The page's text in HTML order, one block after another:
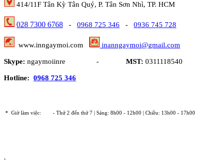
414/11F Tân Kỳ Tân Quý, P. Tân Sơn Nhì, TP. HCM
028 7300 6768 - 0968 725 346 - 0936 745 728
www.inngaymoi.com inanngaymoi@gmail.com
Skype: ngaymoiinre - MST: 0311118540
Hotline: 0968 725 346
* Giờ làm việc: - Thứ 2 đến thứ 7 | Sáng: 8h00 - 12h00 | Chiều: 13h00 - 17h00
.